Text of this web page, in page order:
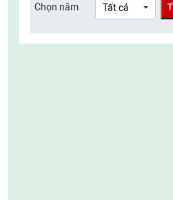
UBMTTQ Việt Nam tỉnh
Chọn năm